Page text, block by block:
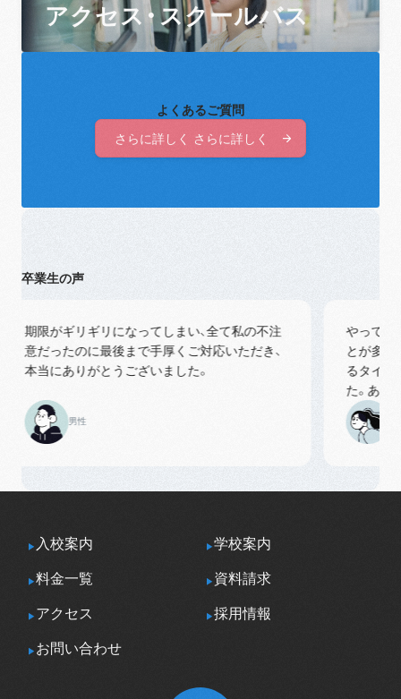
アクセス・スクールバス
よくあるご質問
さらに詳しく さらに詳しく
さらに詳しく さらに詳しく
卒業生の声
期限がギリギリになってしまい、全て私の不注
意だったのに最後まで手厚くご対応いただき、
本当にありがとうございました。
男性
やってる時
とが多くと
るタイプな
た。ありが
女性
入校案内 学校案内
料金一覧 資料請求
アクセス 採用情報
お問い合わせ